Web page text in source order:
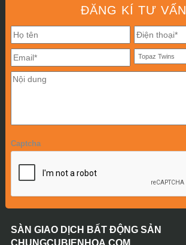
ĐĂNG KÍ TƯ VẤN
Captcha
SÀN GIAO DỊCH BẤT ĐỘNG SẢN